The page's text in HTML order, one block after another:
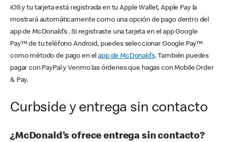
iOS y tu tarjeta está registrada en tu Apple Wallet, Apple Pay la
mostrará automáticamente como una opción de pago dentro del
app de McDonald’s . Si registraste una tarjeta en el app Google
Pay™ de tu teléfono Android, puedes seleccionar Google Pay™
como método de pago en elapp de McDonald’s. También puedes
pagar con PayPal y Venmo las órdenes que hagas con Mobile Order
& Pay.
Curbside y entrega sin contacto
¿McDonald’s ofrece entrega sin contacto?